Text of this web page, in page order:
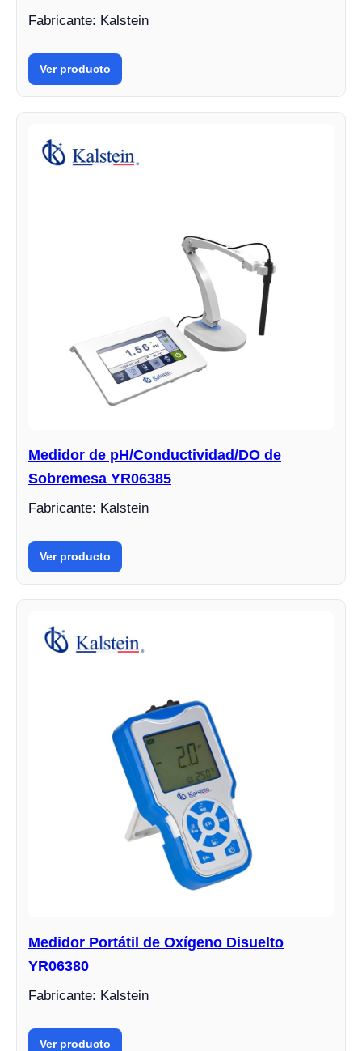
Fabricante: Kalstein
Ver producto
Medidor de pH/Conductividad/DO de
Sobremesa YR06385
Fabricante: Kalstein
Ver producto
Medidor Portátil de Oxígeno Disuelto
YR06380
Fabricante: Kalstein
Ver producto